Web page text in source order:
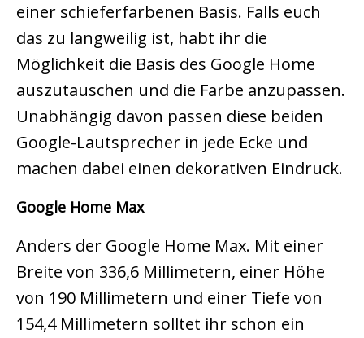
einer schieferfarbenen Basis. Falls euch
das zu langweilig ist, habt ihr die
Möglichkeit die Basis des Google Home
auszutauschen und die Farbe anzupassen.
Unabhängig davon passen diese beiden
Google-Lautsprecher in jede Ecke und
machen dabei einen dekorativen Eindruck.
Google Home Max
Anders der Google Home Max. Mit einer
Breite von 336,6 Millimetern, einer Höhe
von 190 Millimetern und einer Tiefe von
154,4 Millimetern solltet ihr schon ein